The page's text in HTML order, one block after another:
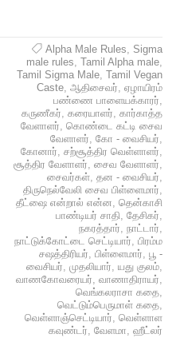
Alpha Male Rules, Sigma
male rules, Tamil Alpha male,
Tamil Sigma Male, Tamil Vegan
Caste, ஆதிசைவர், ஏழாயிரம்
பண்ணை பாளையக்காரர்,
கருணீகர், கரையாளர், கார்காத்த
வேளாளர், கொண்டை கட்டி சைவ
வேளாளர், கோ - வைசியர்,
கோனார், சற்சூத்திர வெள்ளாளர்,
சூத்திர வேளாளர், சைவ வேளாளர்,
சைவர்கள், தன - வைசியர்,
திருநெல்வேலி சைவ பிள்ளைமார்,
தீட்ஷை என்றால் என்ன, தென்காசி
பாண்டியர் சாதி, தேசிகர்,
நகரத்தார், நாட்டார்,
நாட்டுக்கோட்டை செட்டியார், பிரம்ம
சஷத்திரியர், பிள்ளைமார், பூ -
வைசியர், முதலியார், யது குலம்,
வாணகோவரையர், வாணாதிராயர்,
வெங்கலராசா கதை,
வெட்டும்பெருமாள் கதை,
வெள்ளாஞ்செட்டியார், வெள்ளாள
கவுண்டர், வேளமா, ஹீட்லர்